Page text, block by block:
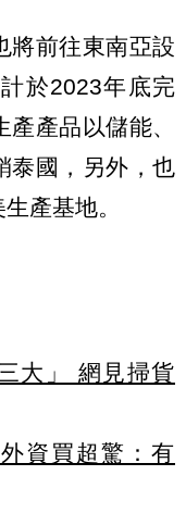
將前往東南亞設
於2023年底完
產品以儲能、
泰國，另外，也
產基地。
大」 網見掃貨
資買超驚：有